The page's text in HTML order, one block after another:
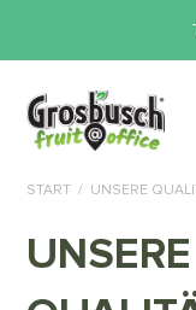
START UNSERE
UNSERE